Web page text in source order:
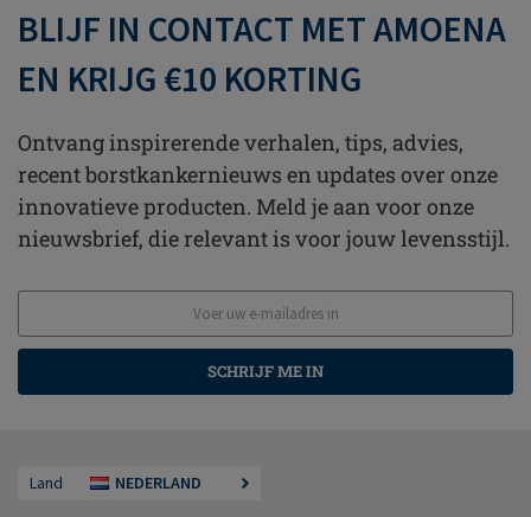
BLIJF IN CONTACT MET AMOENA
EN KRIJG €10 KORTING
Ontvang inspirerende verhalen, tips, advies,
recent borstkankernieuws en updates over onze
innovatieve producten. Meld je aan voor onze
nieuwsbrief, die relevant is voor jouw levensstijl.
SCHRIJF ME IN
Land NEDERLAND